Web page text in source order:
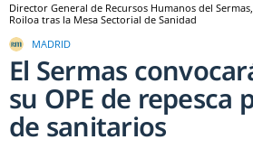
Director General de Recursos Humanos del
Roiloa tras la Mesa Sectorial de Sanidad
MADRID
El Sermas
su OPE de repesca
de sanitarios